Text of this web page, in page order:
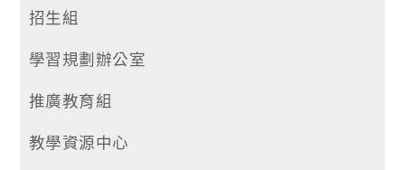
招生組
學習規劃辦公室
推廣教育組
教學資源中心